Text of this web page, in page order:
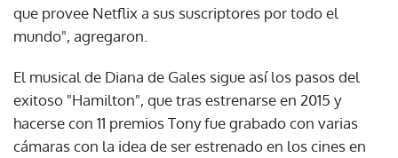
que provee Netflix a sus suscriptores por todo el
mundo", agregaron.
El musical de Diana de Gales sigue así los pasos del
exitoso "Hamilton", que tras estrenarse en 2015 y
hacerse con 11 premios Tony fue grabado con varias
cámaras con la idea de ser estrenado en los cines en